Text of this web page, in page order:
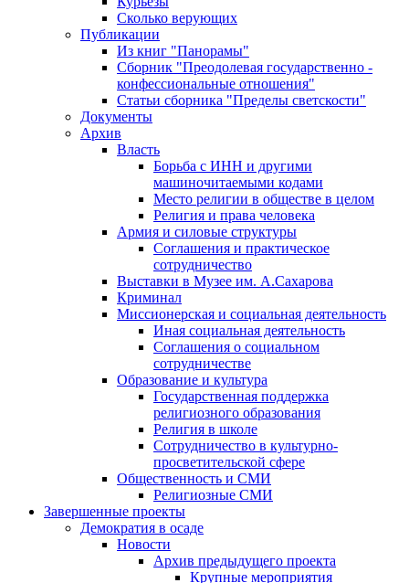
Сколько верующих
Публикации
Из книг "Панорамы"
Сборник "Преодолевая государственно -
конфессиональные отношения"
Статьи сборника "Пределы светскости"
Документы
Архив
Власть
Борьба с ИНН и другими
машиночитаемыми кодами
Место религии в обществе в целом
Религия и права человека
Армия и силовые структуры
Соглашения и практическое
сотрудничество
Выставки в Музее им. А.Сахарова
Криминал
Миссионерская и социальная деятельность
Иная социальная деятельность
Соглашения о социальном
сотрудничестве
Образование и культура
Государственная поддержка
религиозного образования
Религия в школе
Сотрудничество в культурно-
просветительской сфере
Общественность и СМИ
Религиозные СМИ
Завершенные проекты
Демократия в осаде
Новости
Архив предыдущего проекта
Крупные мероприятия